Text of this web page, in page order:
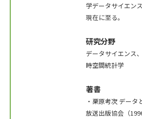
学データサイエンス
現在に至る。
研究分野
データサイエンス
時空間統計学
著書
・栗原考次 データ
放送出版協会（